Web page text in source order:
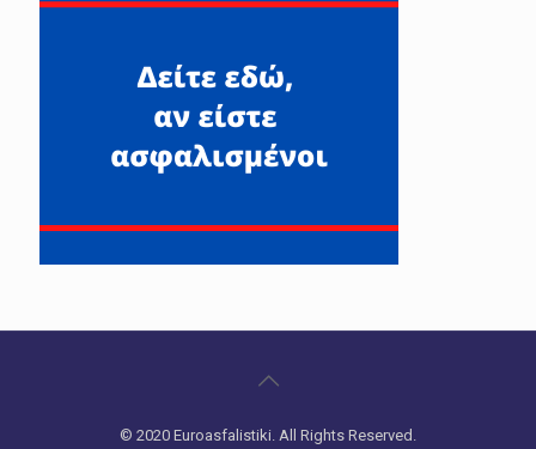
© 2020 Euroasfalistiki. All Rights Reserved.